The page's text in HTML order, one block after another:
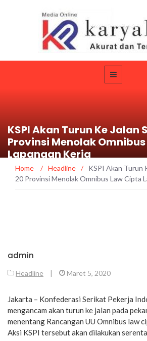
KSPI Akan Turun Ke Jalan
Provinsi Menolak
Lapangan Kerja
Home / Headline /
KSPI Akan Turun
20 Provinsi Menolak Omnibus Law Cipta
admin
Headline | Maret 5, 2020
Jakarta – Konfederasi Serikat Pekerja
mengancam akan turun ke jalan pada
menentang Rancangan UU Omnibus law
Aksi KSPI tersebut akan dilakukan